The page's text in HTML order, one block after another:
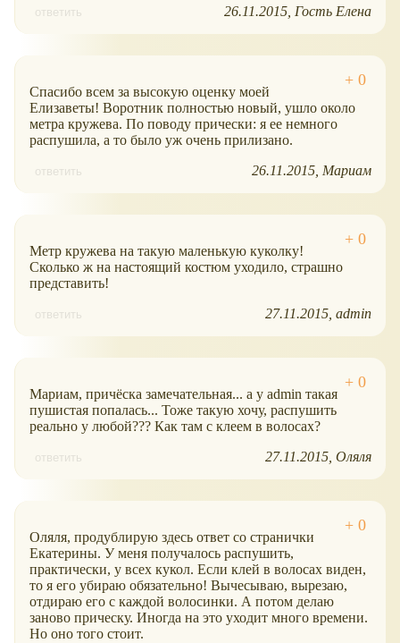
ответить 26.11.2015 Гость Елена
Спасибо всем за высокую оценку моей
Елизаветы! Воротник полностью новый, ушло около
метра кружева. По поводу прически: я ее немного
распушила, а то было уж очень прилизано.
ответить 26.11.2015 Мариам
Метр кружева на такую маленькую куколку!
Сколько ж на настоящий костюм уходило, страшно
представить!
ответить 27.11.2015 admin
Мариам, причёска замечательная... а у admin такая
пушистая попалась... Тоже такую хочу, распушить
реально у любой??? Как там с клеем в волосах?
ответить 27.11.2015 Оляля
Оляля, продублирую здесь ответ со странички
Екатерины. У меня получалось распушить,
практически, у всех кукол. Если клей в волосах виден,
то я его убираю обязательно! Вычесываю, вырезаю,
отдираю его с каждой волосинки. А потом делаю
заново прическу. Иногда на это уходит много времени.
Но оно того стоит.